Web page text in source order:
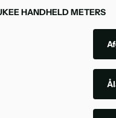
HANDHELD METERS